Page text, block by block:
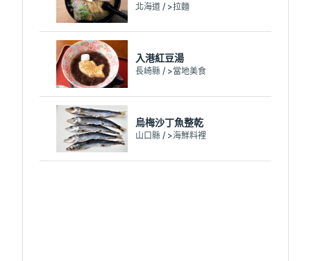
北海道 / >拉麵
入港紅豆湯
長崎縣 / >當地美食
烏梅沙丁魚整乾
山口縣 / >海鮮料裡